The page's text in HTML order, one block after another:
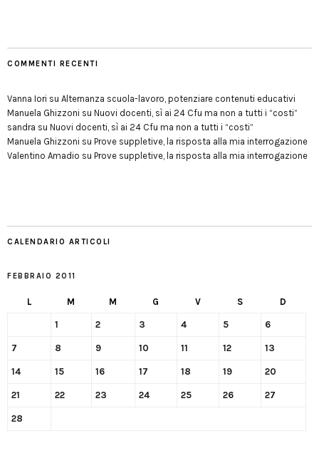
COMMENTI RECENTI
Vanna Iori su Alternanza scuola-lavoro, potenziare contenuti educativi
Manuela Ghizzoni su Nuovi docenti, sì ai 24 Cfu ma non a tutti i “costi”
sandra su Nuovi docenti, sì ai 24 Cfu ma non a tutti i “costi”
Manuela Ghizzoni su Prove suppletive, la risposta alla mia interrogazione
Valentino Amadio su Prove suppletive, la risposta alla mia interrogazione
CALENDARIO ARTICOLI
FEBBRAIO 2011
L M M G V S D
1 2 3 4 5 6
7 8 9 10 11 12 13
14 15 16 17 18 19 20
21 22 23 24 25 26 27
28